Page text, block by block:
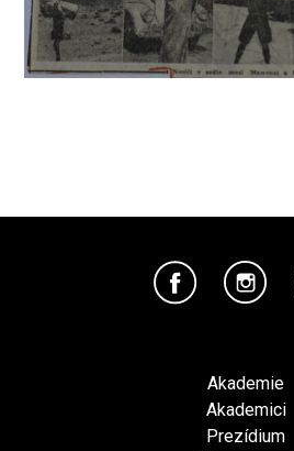
Akademie
Akademici
Prezídium